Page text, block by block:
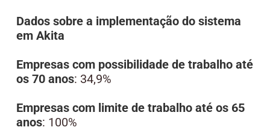
Dados sobre a implementação do sistema
em Akita
Empresas com possibilidade de trabalho até
os 70 anos: 34,9%
Empresas com limite de trabalho até os 65
anos: 100%